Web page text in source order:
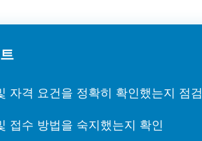
자격 요건을 정확히 확인했는지 점검
접수 방법을 숙지했는지 확인